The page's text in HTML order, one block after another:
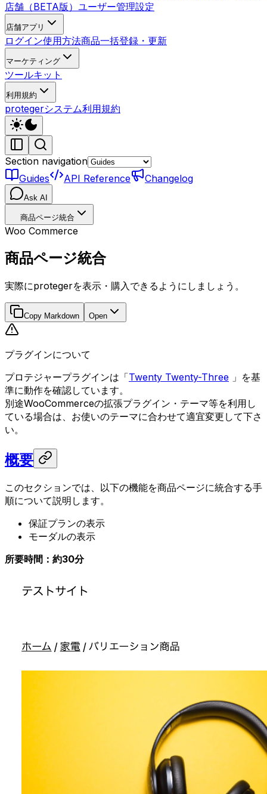
店舗（BETA版） ユーザー管理設定
店舗アプリ
ログイン使用方法商品一括登録・更新
マーケティング
ツールキット
利用規約
protegerシステム利用規約
Section navigation
Guides
API Reference Changelog
Ask AI
商品ページ統合
Woo Commerce
商品ページ統合
実際にprotegerを表示・購入できるようにしましょう。
Copy Markdown Open
プラグインについて
プロテジャープラグインは「Twenty Twenty-Three 」を基
準に動作を確認しています。
別途WooCommerceの拡張プラグイン・テーマ等を利用し
ている場合は、お使いのテーマに合わせて適宜変更して下さ
い。
概要
このセクションでは、以下の機能を商品ページに統合する手
順について説明します。
保証プランの表示
モーダルの表示
所要時間：約30分